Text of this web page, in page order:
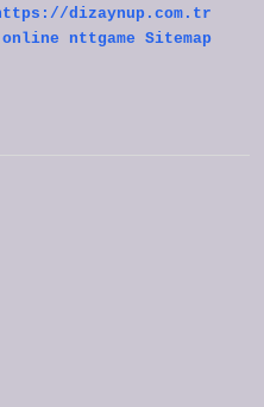
dizaynup.com.tr
nttgame Sitemap